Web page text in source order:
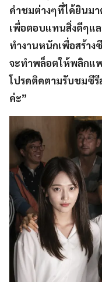
คำชมต่างๆที่ได้ยินมา
เพื่อตอบแทนสิ่งดีๆแ
ทำงานหนักเพื่อสร้าง
จะทำพล็อตให้พลิกแ
โปรดติดตามรับชมซี
ค่ะ”